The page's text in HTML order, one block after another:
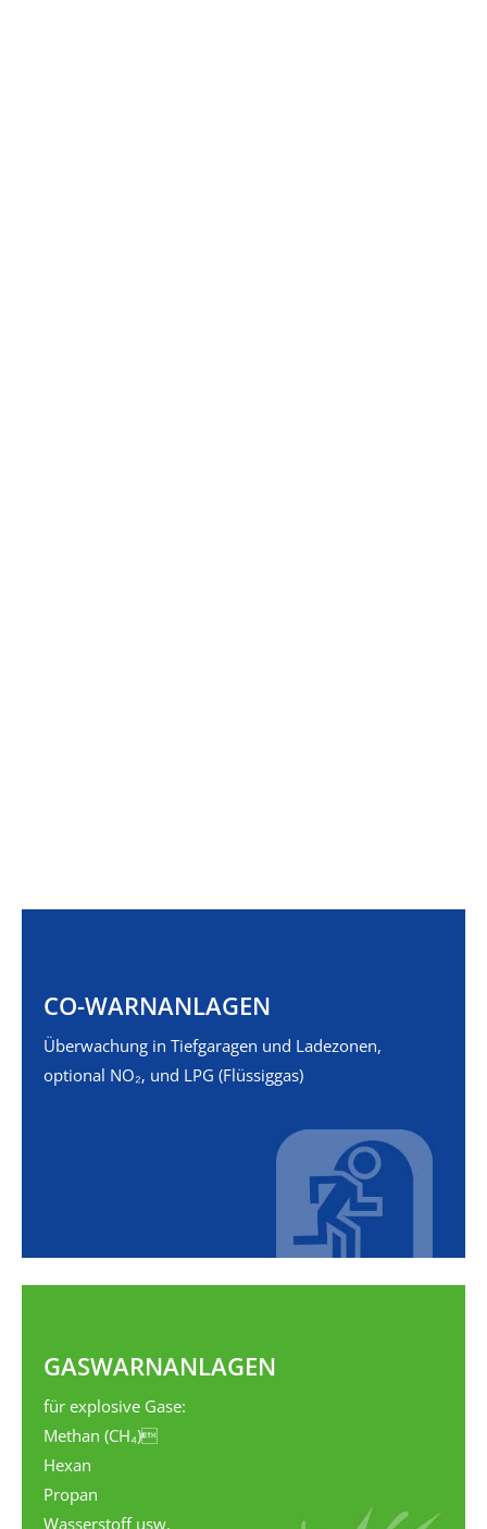
CO-WARN­ANLAGEN
Überwachung in Tiefgaragen und Ladezonen,
optional NO₂‚ und LPG (Flüssiggas)
GAS­WARNANLAGEN
für explosive Gase:
Methan (CH₄)
Hexan
Propan
Wasserstoff usw.